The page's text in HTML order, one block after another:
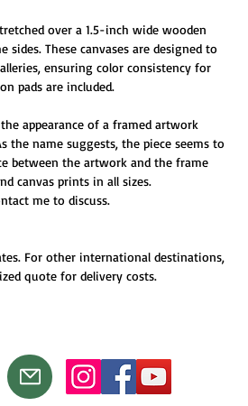
over a 1.5-inch wide wooden
These canvases are designed to
ensuring color consistency for
pads are included.
appearance of a framed artwork
name suggests, the piece seems to
between the artwork and the frame
canvas prints in all sizes.
me to discuss.
For other international destinations,
quote for delivery costs.